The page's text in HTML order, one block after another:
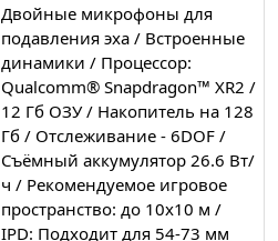
Двойные микрофоны для
подавления эха / Встроенные
динамики / Процессор:
Qualcomm® Snapdragon™ XR2 /
12 Гб ОЗУ / Накопитель на 128
Гб / Отслеживание - 6DOF /
Съёмный аккумулятор 26.6 Вт/
ч / Рекомендуемое игровое
пространство: до 10x10 м /
IPD: Подходит для 54-73 мм